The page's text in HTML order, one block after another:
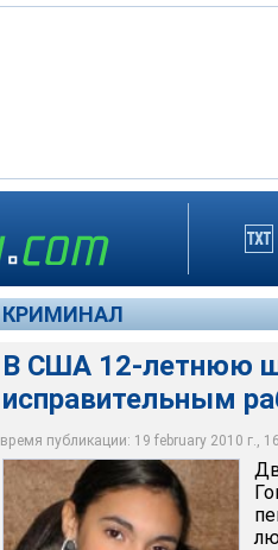
КРИМИНАЛ
В США 12-летнюю
исправительным
время публикации: 19 february 2010 г.,
Маленькую девочку не
наручники. Нарушительница
исправительных работ, не
cnn.com